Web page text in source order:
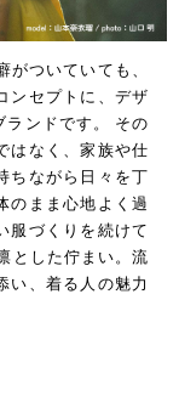
ついていても、
ンセプトに、デザ
ランドです。 その
はなく、家族や仕
ちながら日々を丁
のまま心地よく過
服づくりを続けて
とした佇まい。流
い、着る人の魅力